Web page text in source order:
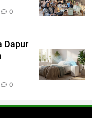
0
Dapur
0